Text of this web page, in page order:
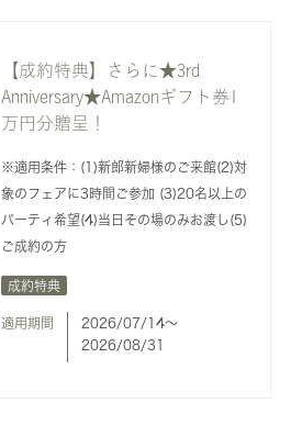
【成約特典】さらに★3rd
Anniversary★Amazonギフト券1
万円分贈呈！
※適用条件：(1)新郎新婦様のご来館(2)対
象のフェアに3時間ご参加 (3)20名以上の
パーティ希望(4)当日その場のみお渡し(5)
ご成約の方
成約特典
適用期間
2026/07/14〜
2026/08/31